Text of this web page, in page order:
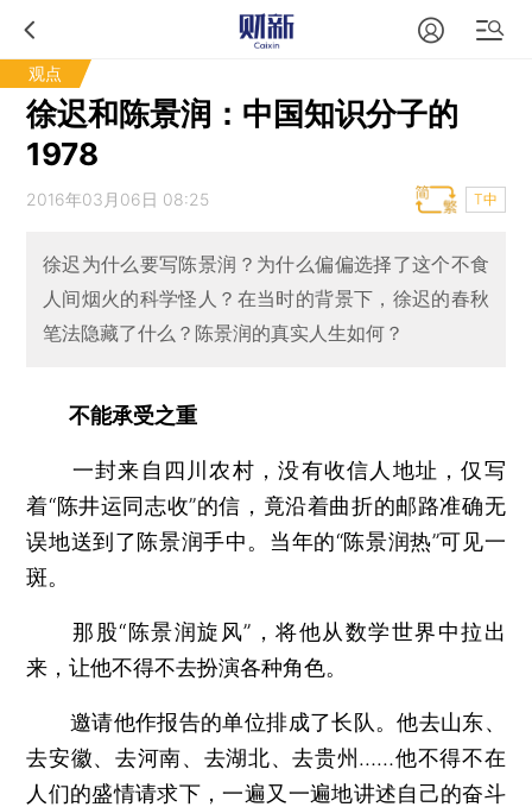
观点
徐迟和陈景润：中国知识分子的
1978
2016年03月06日 08:25 T中
徐迟为什么要写陈景润？为什么偏偏选择了这个不食
人间烟火的科学怪人？在当时的背景下，徐迟的春秋
笔法隐藏了什么？陈景润的真实人生如何？
不能承受之重
一封来自四川农村，没有收信人地址，仅写
着“陈井运同志收”的信，竟沿着曲折的邮路准确无
误地送到了陈景润手中。当年的“陈景润热”可见一
斑。
那股“陈景润旋风”，将他从数学世界中拉出
来，让他不得不去扮演各种角色。
邀请他作报告的单位排成了长队。他去山东、
去安徽、去河南、去湖北、去贵州……他不得不在
人们的盛情请求下，一遍又一遍地讲述自己的奋斗